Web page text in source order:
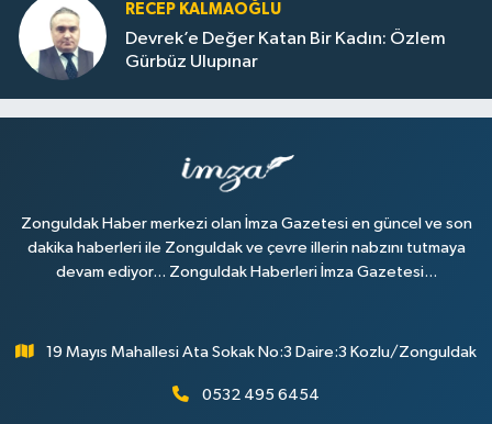
RECEP KALMAOĞLU
Devrek’e Değer Katan Bir Kadın: Özlem
Gürbüz Ulupınar
Zonguldak Haber merkezi olan İmza Gazetesi en güncel ve son
dakika haberleri ile Zonguldak ve çevre illerin nabzını tutmaya
devam ediyor... Zonguldak Haberleri İmza Gazetesi...
19 Mayıs Mahallesi Ata Sokak No:3 Daire:3 Kozlu/Zonguldak
0532 495 6454